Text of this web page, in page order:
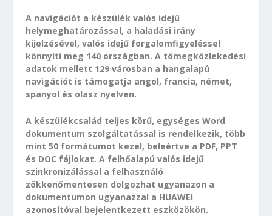
A navigációt a készülék valós idejű
helymeghatározással, a haladási irány
kijelzésével, valós idejű forgalomfigyeléssel
könnyíti meg 140 országban. A tömegközlekedési
adatok mellett 129 városban a hangalapú
navigációt is támogatja angol, francia, német,
spanyol és olasz nyelven.
A készülékcsalád teljes körű, egységes Word
dokumentum szolgáltatással is rendelkezik, több
mint 50 formátumot kezel, beleértve a PDF, PPT
és DOC fájlokat. A felhőalapú valós idejű
szinkronizálással a felhasználó
zökkenőmentesen dolgozhat ugyanazon a
dokumentumon ugyanazzal a HUAWEI
azonosítóval bejelentkezett eszközökön.